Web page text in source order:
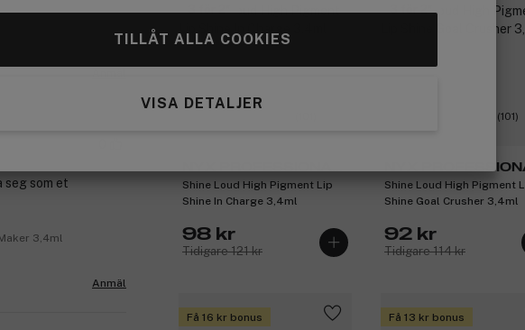
TILLÅT ALLA COOKIES
VISA DETALJER
MAKEUP
Shine Loud High Pigment Lip
Shine In Charge 3,4ml
98 kr
Tidigare 121 kr
(101)
NYX
MAKEUP
Shine Loud High Pigment
Shine Goal Crusher 3,4ml
92 kr
Tidigare 114 kr
Få 16 kr bonus Få 13 kr bonus
Flirt 3,4ml
som et
3,4ml
Anmäl